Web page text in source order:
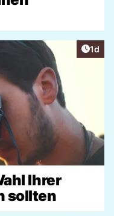
1d
Ihrer
sollten